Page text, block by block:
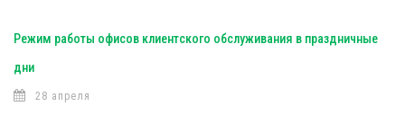
Режим работы офисов клиентского обслуживания в праздничные
дни
28 апреля